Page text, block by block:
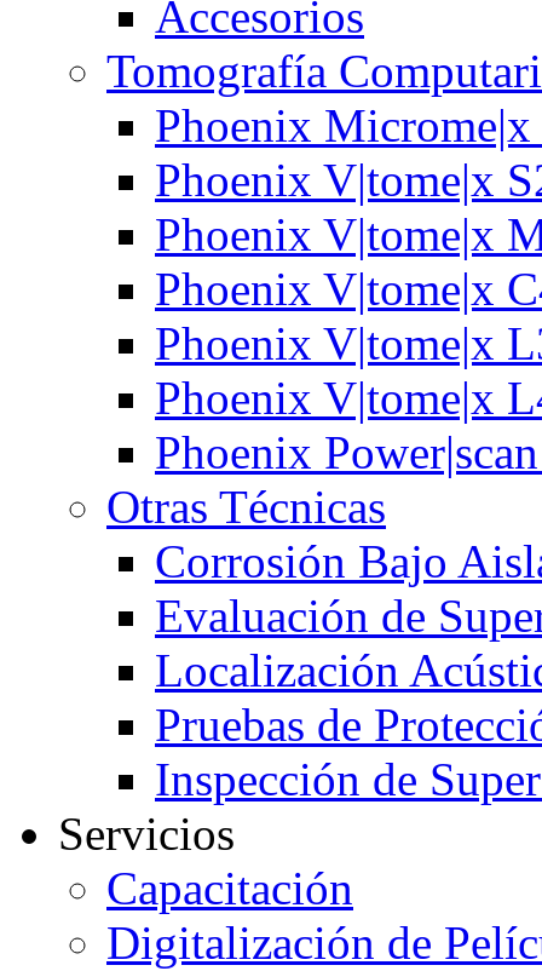
Accesorios
Tomografía
Phoenix
Phoenix V|tome|x
Phoenix V|tome|x
Phoenix V|tome|x
Phoenix V|tome|x
Phoenix V|tome|x
Phoenix
Otras Técnicas
Corrosión Bajo
Evaluación de
Localización
Pruebas de
Inspección de
Servicios
Capacitación
Digitalización de